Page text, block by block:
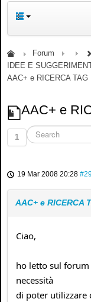
Forum
IDEE E SUGGERIMENTI
AAC+ e RICERCA TAG
AAC+ e
1
19 Mar 2008 20:28
AAC+ e RICERCA
Ciao,
ho letto sul forum
necessità
di poter utilizzare